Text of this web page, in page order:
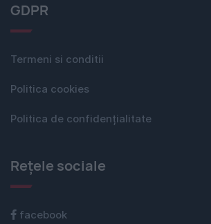
GDPR
Termeni si conditii
Politica cookies
Politica de confidențialitate
Rețele sociale
facebook